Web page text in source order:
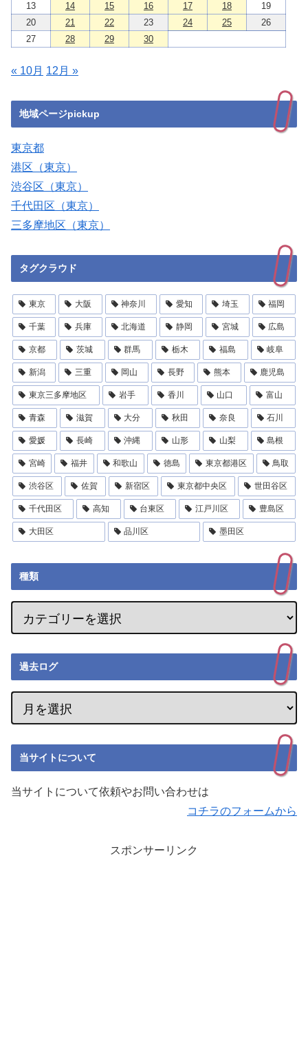
13
14 15 16 17 18
19
20
21 22 23 24 25
26
27
28 29 30
« 10月 12月 »
地域ページpickup
東京都
港区（東京）
渋谷区（東京）
千代田区（東京）
三多摩地区（東京）
タグクラウド
東京 大阪 神奈川 愛知 埼玉 福岡
千葉 兵庫 北海道 静岡 宮城 広島
京都 茨城 群馬 栃木 福島 岐阜
新潟 三重 岡山 長野 熊本 鹿児島
東京三多摩地区 岩手 香川 山口 富山
青森 滋賀 大分 秋田 奈良 石川
愛媛 長崎 沖縄 山形 山梨 島根
宮崎 福井 和歌山 徳島 東京都港区 鳥取
渋谷区 佐賀 新宿区 東京都中央区 世田谷区
千代田区 高知 台東区 江戸川区 豊島区
大田区 品川区 墨田区
種類
過去ログ
当サイトについて
当サイトについて依頼やお問い合わせは
コチラのフォームから
スポンサーリンク